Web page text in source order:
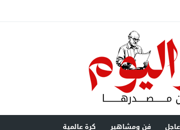
عاجل فن ومشاهير
كرة عالمية